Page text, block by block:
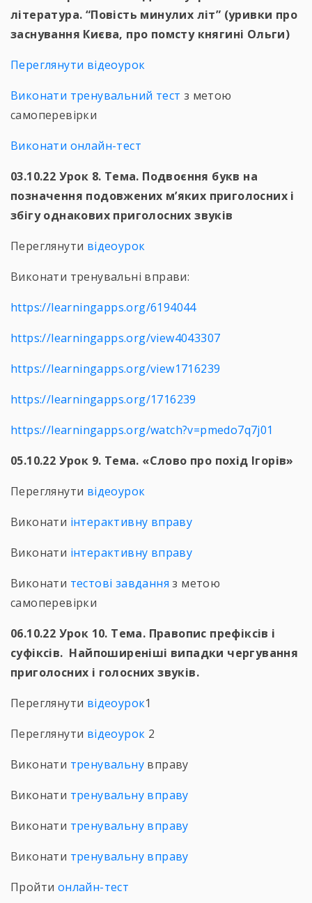
література. “Повість минулих літ” (уривки про
заснування Києва, про помсту княгині Ольги)
Переглянути відеоурок
Виконати тренувальний тест з метою
самоперевірки
Виконати онлайн-тест
03.10.22 Урок 8. Тема. Подвоєння букв на
позначення подовжених м’яких приголосних і
збігу однакових приголосних звуків
Переглянути відеоурок
Виконати тренувальні вправи:
https://learningapps.org/6194044
https://learningapps.org/view4043307
https://learningapps.org/view1716239
https://learningapps.org/1716239
https://learningapps.org/watch?v=pmedo7q7j01
05.10.22 Урок 9. Тема. «Слово про похід Ігорів»
Переглянути відеоурок
Виконати інтерактивну вправу
Виконати інтерактивну вправу
Виконати тестові завдання з метою
самоперевірки
06.10.22 Урок 10. Тема. Правопис префіксів і
суфіксів. Найпоширеніші випадки чергування
приголосних і голосних звуків.
Переглянути відеоурок1
Переглянути відеоурок 2
Виконати тренувальну вправу
Виконати тренувальну вправу
Виконати тренувальну вправу
Виконати тренувальну вправу
Пройти онлайн-тест